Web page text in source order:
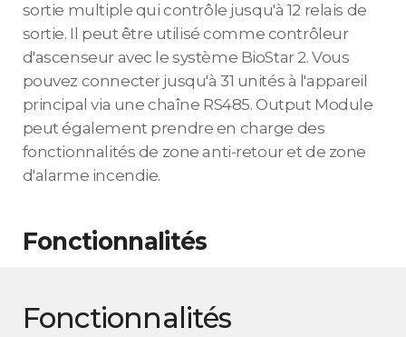
sortie multiple qui contrôle jusqu'à 12 relais de
sortie. Il peut être utilisé comme contrôleur
d'ascenseur avec le système BioStar 2. Vous
pouvez connecter jusqu'à 31 unités à l'appareil
principal via une chaîne RS485. Output Module
peut également prendre en charge des
fonctionnalités de zone anti-retour et de zone
d'alarme incendie.
Fonctionnalités
Fonctionnalités